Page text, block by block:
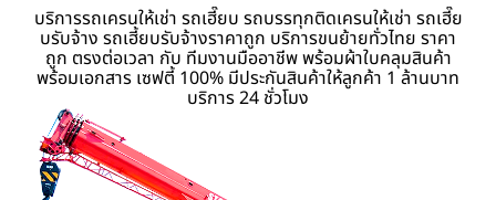
บริการรถเครนให้เช่า รถเฮี๊ยบ รถบรรทุกติดเครนให้เช่า รถเฮี๊ย
บรับจ้าง รถเฮี้ยบรับจ้างราคาถูก บริการขนย้ายทั่วไทย ราคา
ถูก ตรงต่อเวลา กับ ทีมงานมืออาชีพ พร้อมผ้าใบคลุมสินค้า
พร้อมเอกสาร เซฟตี้ 100% มีประกันสินค้าให้ลูกค้า 1 ล้านบาท
บริการ 24 ชั่วโมง